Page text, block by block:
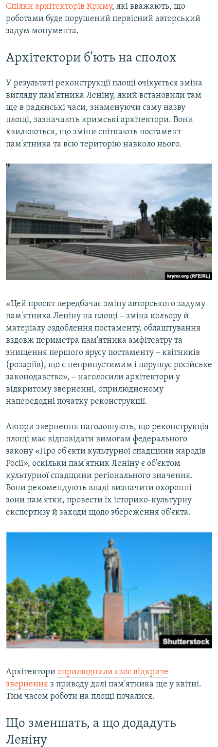
Спілки архітекторів Криму, які вважають, що
роботами буде порушений первісний авторський
задум монумента.
Архітектори б'ють на сполох
У результаті реконструкції площі очікується зміна
вигляду пам'ятника Леніну, який встановили там
ще в радянські часи, знаменуючи саму назву
площі, зазначають кримські архітектори. Вони
хвилюються, що зміни спіткають постамент
пам'ятника та всю територію навколо нього.
«Цей проєкт передбачає зміну авторського задуму
пам'ятника Леніну на площі ‒ зміна кольору й
матеріалу оздоблення постаменту, облаштування
вздовж периметра пам'ятника амфітеатру та
знищення першого ярусу постаменту ‒ квітників
(розаріїв), що є неприпустимим і порушує російське
законодавство», ‒ наголосили архітектори у
відкритому зверненні, оприлюдненому
напередодні початку реконструкції.
Автори звернення наголошують, що реконструкція
площі має відповідати вимогам федерального
закону «Про об'єкти культурної спадщини народів
Росії», оскільки пам'ятник Леніну є об'єктом
культурної спадщини регіонального значення.
Вони рекомендують владі визначити охоронні
зони пам'ятки, провести їх історико-культурну
експертизу й заходи щодо збереження об'єкта.
Архітектори оприлюднили своє відкрите
звернення з приводу долі пам'ятника ще у квітні.
Тим часом роботи на площі почалися.
Що зменшать, а що додадуть
Леніну